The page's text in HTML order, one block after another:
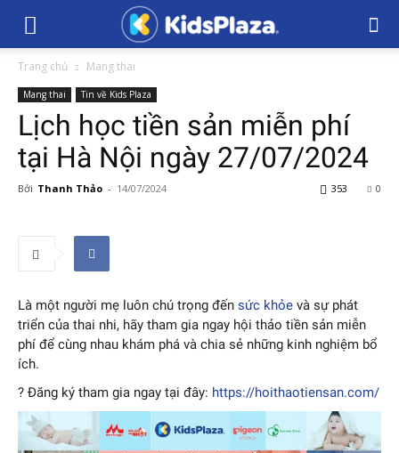
Trang chủ Mang thai
Mang thai Tin về Kids Plaza
Lịch học tiền sản miễn phí
tại Hà Nội ngày 27/07/2024
Bởi Thanh Thảo - 14/07/2024 0
353
Là một người mẹ luôn chú trọng đến sức khỏe và sự phát
triển của thai nhi, hãy tham gia ngay hội thảo tiền sản miễn
phí để cùng nhau khám phá và chia sẻ những kinh nghiệm bổ
ích.
? Đăng ký tham gia ngay tại đây: https://hoithaotiensan.com/